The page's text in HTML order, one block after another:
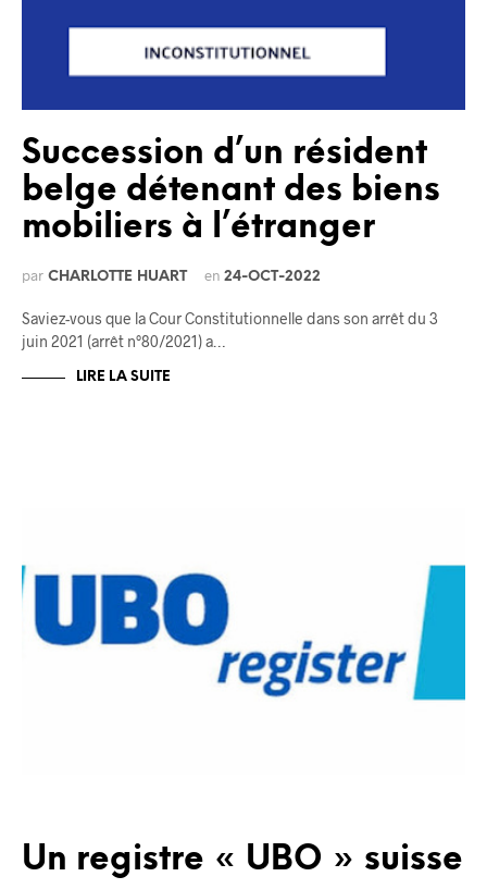
Succession d’un résident
belge détenant des biens
mobiliers à l’étranger
par CHARLOTTE HUART en 24-OCT-2022
Saviez-vous que la Cour Constitutionnelle dans son arrêt du 3
juin 2021 (arrêt n°80/2021) a…
LIRE LA SUITE
Un registre « UBO » suisse